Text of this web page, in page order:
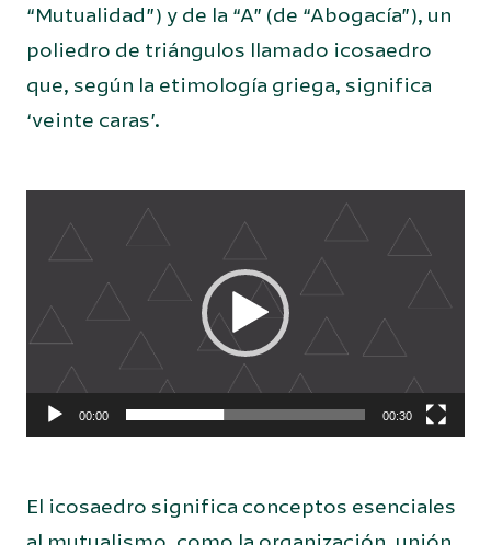
“Mutualidad”) y de la “A” (de “Abogacía”), un
poliedro de triángulos llamado icosaedro
que, según la etimología griega, significa
‘veinte caras’.
Reproductor
00:00 00:30
El icosaedro significa conceptos esenciales